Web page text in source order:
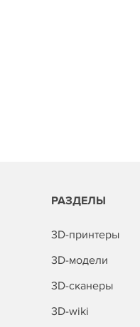
РАЗДЕЛЫ
3D-принтеры
3D-модели
3D-сканеры
3D-wiki